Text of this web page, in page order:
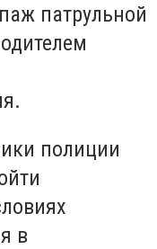
патрульной
полиции
в